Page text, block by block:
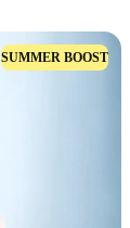
SUMMER BOOST